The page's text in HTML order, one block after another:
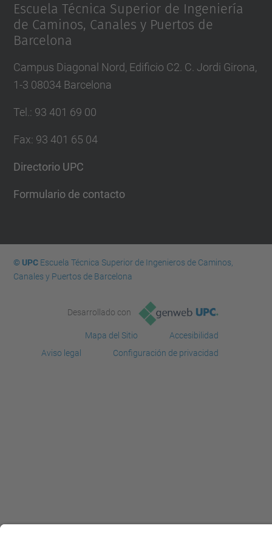
Escuela Técnica Superior de Ingeniería
de Caminos, Canales y Puertos de
Barcelona
Campus Diagonal Nord, Edificio C2. C. Jordi Girona,
1-3 08034 Barcelona
Tel. : 93 401 69 00
Fax: 93 401 65 04
Directorio UPC
Formulario de contacto
© UPCEscuela Técnica Superior de Ingenieros de Caminos,
Canales y Puertos de Barcelona
Desarrollado con
Mapa del Sitio
Accesibilidad
Aviso legal
Configuración de privacidad